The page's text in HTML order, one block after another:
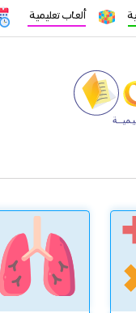
ألعاب تعليمية